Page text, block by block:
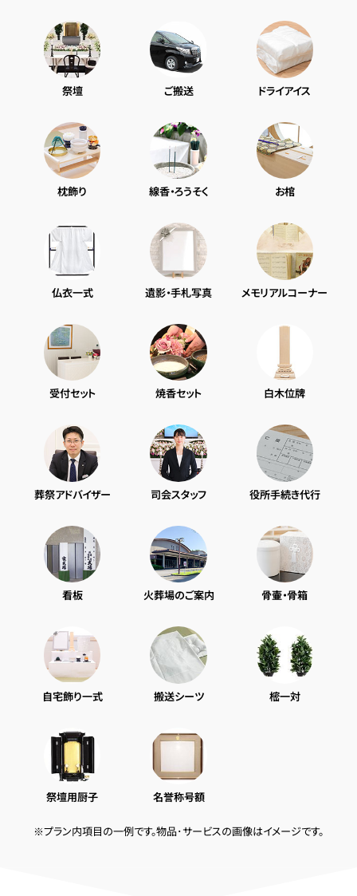
祭壇 ご搬送 ドライアイス
枕飾り 線香・ろうそく お棺
仏衣一式 遺影・手札写真 メモリアルコーナー
受付セット 焼香セット 白木位牌
葬祭アドバイザー 司会スタッフ 役所手続き代行
看板 火葬場のご案内 骨壷・骨箱
自宅飾り一式 搬送シーツ 樒一対
祭壇用厨子 名誉称号額
※プラン内項目の一例です。物品･サービスの画像はイメージです。